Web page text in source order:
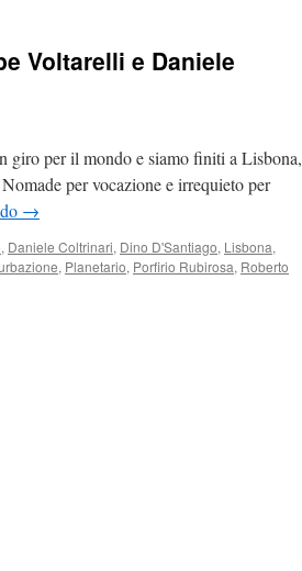
Voltarelli e Daniele
giro per il mondo e siamo finiti a Lisbona,
per vocazione e irrequieto per
→
, Daniele Coltrinari, Dino D'Santiago, Lisbona,
, Planetario, Porfirio Rubirosa, Roberto